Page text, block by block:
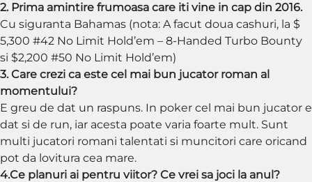
2. Prima amintire frumoasa care iti vine in cap din 2016.
Cu siguranta Bahamas (nota: A facut doua cashuri, la $
5,300 #42 No Limit Hold’em – 8-Handed Turbo Bounty
si $2,200 #50 No Limit Hold’em)
3. Care crezi ca este cel mai bun jucator roman al
momentului?
E greu de dat un raspuns. In poker cel mai bun jucator e
dat si de run, iar acesta poate varia foarte mult. Sunt
multi jucatori romani talentati si muncitori care oricand
pot da lovitura cea mare.
4.Ce planuri ai pentru viitor? Ce vrei sa joci la anul?